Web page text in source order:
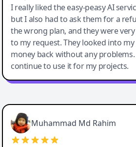
I really liked the easy-peasy AI
but I also had to ask them for a
the wrong plan, and they were
to my request. They looked into
money back without any
continue to use it for my projects.
Easy-Peasy AI
Muhammad Md Rahim